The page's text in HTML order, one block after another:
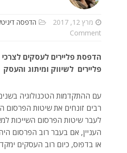
מרץ 12, 2017 הדפסה
Comment
הדפסת פליירים לעסקים
פליירים לשיווק ומיתוג והעסק
עם ההתקדמות הטכנולוגיה
רבים זונחים את שיטות הפרסום
העניין, אם בעבר רוב הפרסום
או בדפוס, כיום רוב העסקים